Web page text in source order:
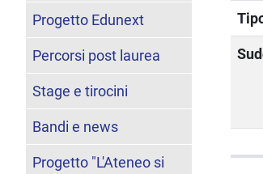
Progetto Edunext
Percorsi post laurea
Stage e tirocini
Bandi e news
Progetto "L'Ateneo si